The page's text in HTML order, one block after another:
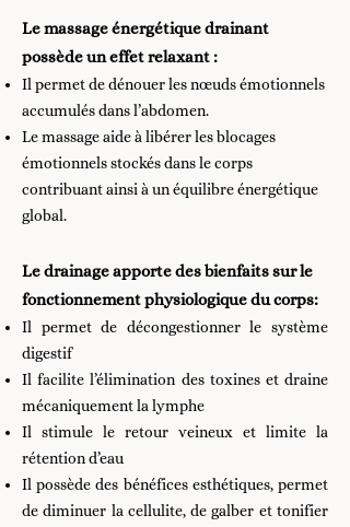
Le massage énergétique drainant
possède un effet relaxant :​​
Il permet de dénouer les nœuds émotionnels
accumulés dans l’abdomen.
Le massage aide à libérer les blocages
émotionnels stockés dans le corps
contribuant ainsi à un équilibre énergétique
global.​
Le drainage apporte des bienfaits sur le
fonctionnement physiologique du corps:
Il permet de décongestionner le système
digestif
Il facilite l’élimination des toxines et draine
mécaniquement la lymphe
Il stimule le retour veineux et limite la
rétention d’eau
Il possède des bénéfices esthétiques, permet
de diminuer la cellulite, de galber et tonifier